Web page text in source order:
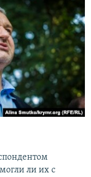
ли их с